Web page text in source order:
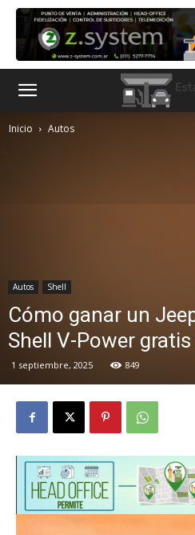
Inicio Autos
Autos Shell
Cómo ganar un
Shell V-Power
1 septiembre, 2025 849